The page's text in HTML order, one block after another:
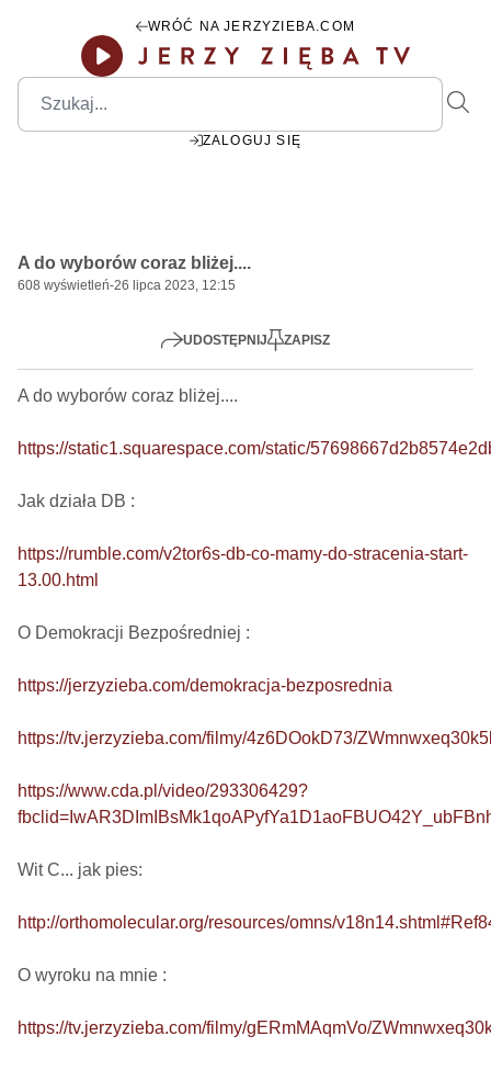
WRÓĆ NA JERZYZIEBA.COM
ZALOGUJ SIĘ
A do wyborów coraz bliżej....
608 wyświetleń-26 lipca 2023, 12:15
UDOSTĘPNIJ ZAPISZ
A do wyborów coraz bliżej....
https://static1.squarespace.com/static/
Jak działa DB :
https://rumble.com/v2tor6s-db-co-mamy-do-stracenia-start-
13.00.html
O Demokracji Bezpośredniej :
https://jerzyzieba.com/demokracja-bezposrednia
https://tv.jerzyzieba.com/filmy/4z6DOokD73/
https://www.cda.pl/video/293306429?
Wit C... jak pies:
http://orthomolecular.org/resources/omns/
O wyroku na mnie :
https://tv.jerzyzieba.com/filmy/gERmMAqmVo/